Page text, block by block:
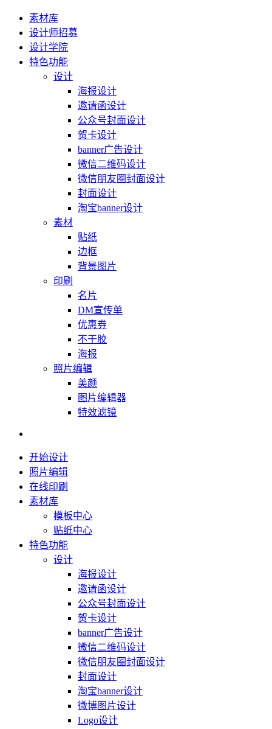
素材库
设计师招募
设计学院
特色功能
设计
海报设计
邀请函设计
公众号封面设计
贺卡设计
banner广告设计
微信二维码设计
微信朋友圈封面设计
封面设计
淘宝banner设计
素材
贴纸
边框
背景图片
印刷
名片
DM宣传单
优惠券
不干胶
海报
照片编辑
美颜
图片编辑器
特效滤镜
开始设计
照片编辑
在线印刷
素材库
模板中心
贴纸中心
特色功能
设计
海报设计
邀请函设计
公众号封面设计
贺卡设计
banner广告设计
微信二维码设计
微信朋友圈封面设计
封面设计
淘宝banner设计
微博图片设计
Logo设计